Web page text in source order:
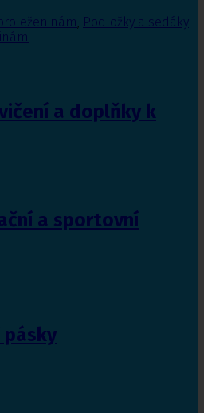
, Podložky a sedáky
a doplňky k
a sportovní
pásky